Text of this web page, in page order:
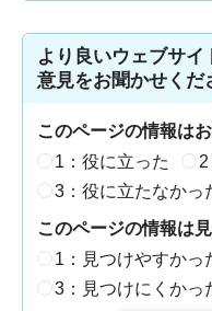
より良いウェブサ
意見をお聞かせくだ
このページの情報は
1：役に立った
2
3：役に立たなかっ
このページの情報は
1：見つけやすかっ
3：見つけにくかっ